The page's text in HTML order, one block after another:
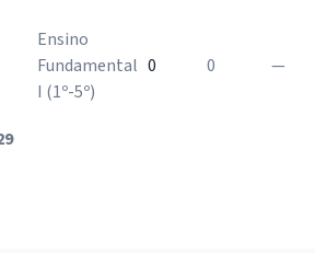
Ensino
Fundamental
I (1º-5º)
0 0 —